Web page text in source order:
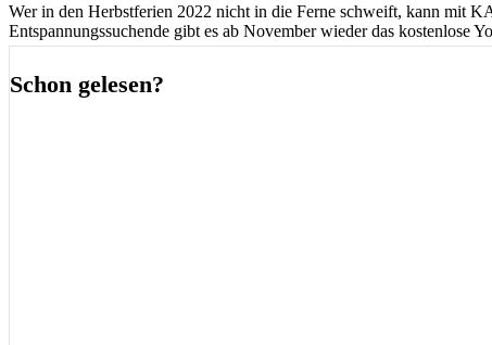
Wer in den Herbstferien 2022 nicht in die Ferne schweift, kann mit
Entspannungssuchende gibt es ab November wieder das kostenlose
Schon gelesen?